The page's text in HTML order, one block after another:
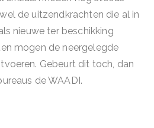
de uitzendkrachten die al in
nieuwe ter beschikking
mogen de neergelegde
Gebeurt dit toch, dan
de WAADI.